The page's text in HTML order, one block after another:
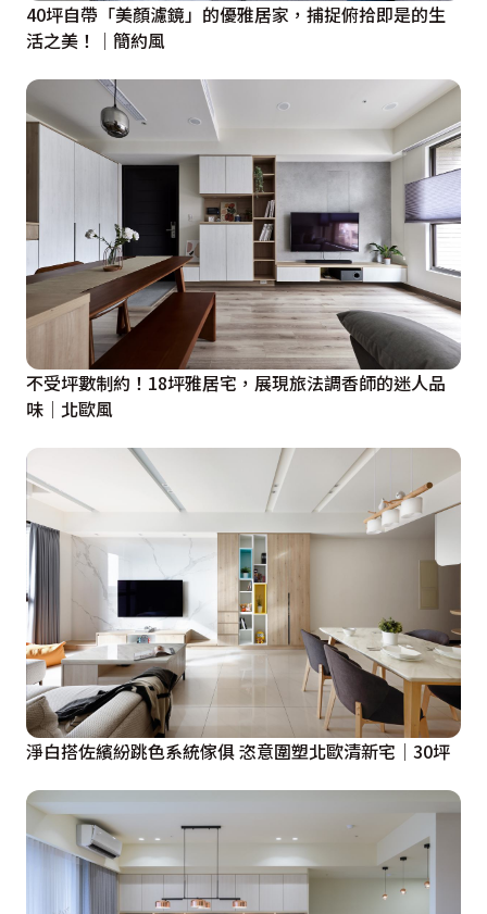
40坪自帶「美顏濾鏡」的優雅居家，捕捉俯拾即是的生
活之美！│簡約風
不受坪數制約！18坪雅居宅，展現旅法調香師的迷人品
味│北歐風
淨白搭佐繽紛跳色系統傢俱 恣意圍塑北歐清新宅│30坪